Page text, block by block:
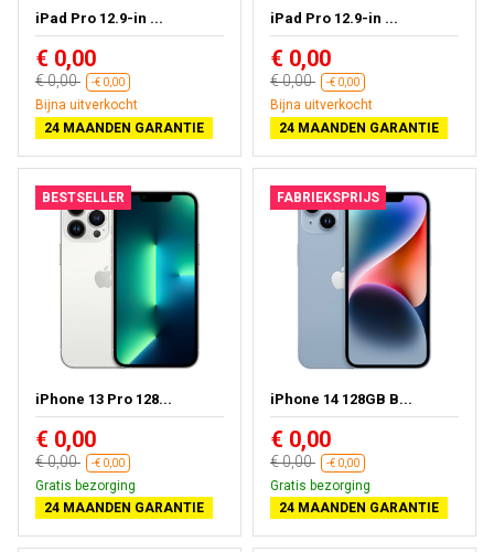
iPad Pro 12.9-in ...
€ 0,00
€ 0,00 -€ 0,00
Bijna uitverkocht
24 MAANDEN GARANTIE
iPad Pro 12.9-in ...
€ 0,00
€ 0,00 -€ 0,00
Bijna uitverkocht
24 MAANDEN GARANTIE
BESTSELLER
iPhone 13 Pro 128...
€ 0,00
€ 0,00 -€ 0,00
Gratis bezorging
24 MAANDEN GARANTIE
FABRIEKSPRIJS
iPhone 14 128GB B...
€ 0,00
€ 0,00 -€ 0,00
Gratis bezorging
24 MAANDEN GARANTIE